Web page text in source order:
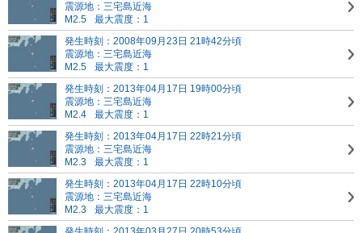
震源地：三宅島近海
M2.5
最大震度：1
発生時刻：2008年09月23日 21時42分頃
震源地：三宅島近海
M2.5
最大震度：1
発生時刻：2013年04月17日 19時00分頃
震源地：三宅島近海
M2.4
最大震度：1
発生時刻：2013年04月17日 22時21分頃
震源地：三宅島近海
M2.3
最大震度：1
発生時刻：2013年04月17日 22時10分頃
震源地：三宅島近海
M2.3
最大震度：1